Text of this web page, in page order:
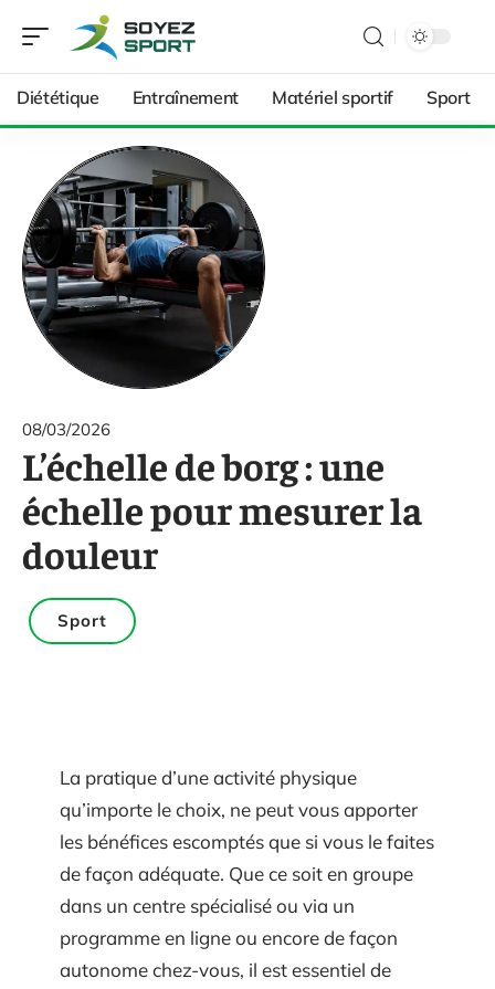
Diététique Entraînement Matériel sportif Sport
08/03/2026
L’échelle de borg : une
échelle pour mesurer la
douleur
Sport
La pratique d’une activité physique
qu’importe le choix, ne peut vous apporter
les bénéfices escomptés que si vous le faites
de façon adéquate. Que ce soit en groupe
dans un centre spécialisé ou via un
programme en ligne ou encore de façon
autonome chez-vous, il est essentiel de